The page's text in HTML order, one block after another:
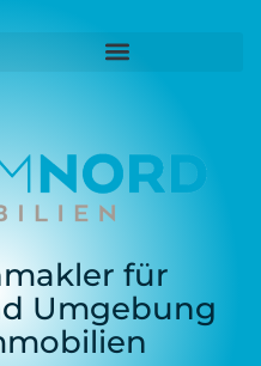
für
Umgebung